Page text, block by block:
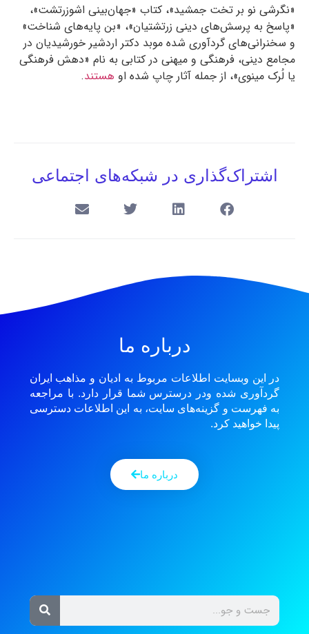
«نگرشی نو بر تخت جمشید»، کتاب «جهان‌بینی اشوزرتشت»،
«پاسخ به پرسش‌های دینی زرتشتیان»، «بن پایه‌های شناخت»
و سخنرانی‌های گردآوری شده‌ موبد دکتر اردشیر خورشیدیان در
مجامع دینی، فرهنگی و میهنی در کتابی به نام «دهش فرهنگی
یا لُرک مینوی»، از جمله آثار چاپ شده اوهستند.
اشتراک‌گذاری در شبکه‌های اجتماعی
درباره ما
در این وبسایت اطلاعات مربوط به ادیان و مذاهب ایران
گردآوری شده ودر درسترس شما قرار دارد. با مراجعه
به فهرست و گزینه‌های سایت، به این اطلاعات دسترسی
پیدا خواهید کرد.
درباره ما